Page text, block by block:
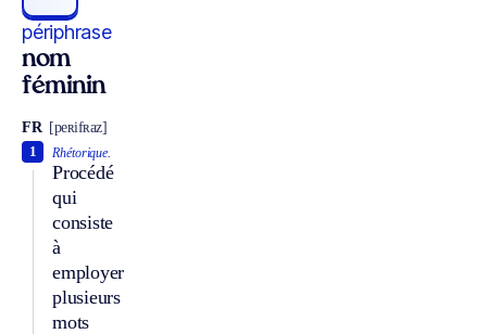
périphrase
nom
féminin
FR [peʀifʀaz]
Rhétorique.
Procédé
qui
consiste
à
employer
plusieurs
mots
1